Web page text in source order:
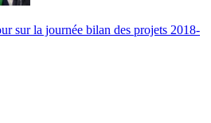
sur la journée bilan des projets 2018-